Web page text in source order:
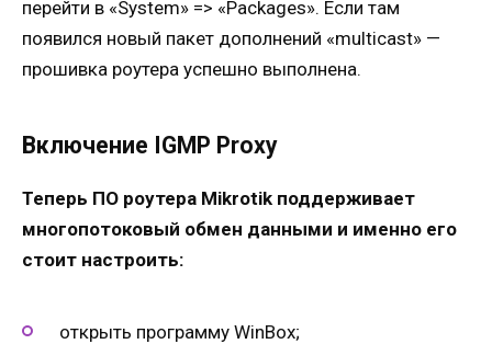
перейти в «System» => «Packages». Если там
появился новый пакет дополнений «multicast» —
прошивка роутера успешно выполнена.
Включение IGMP Proxy
Теперь ПО роутера Mikrotik поддерживает
многопотоковый обмен данными и именно его
стоит настроить:
открыть программу WinBox;